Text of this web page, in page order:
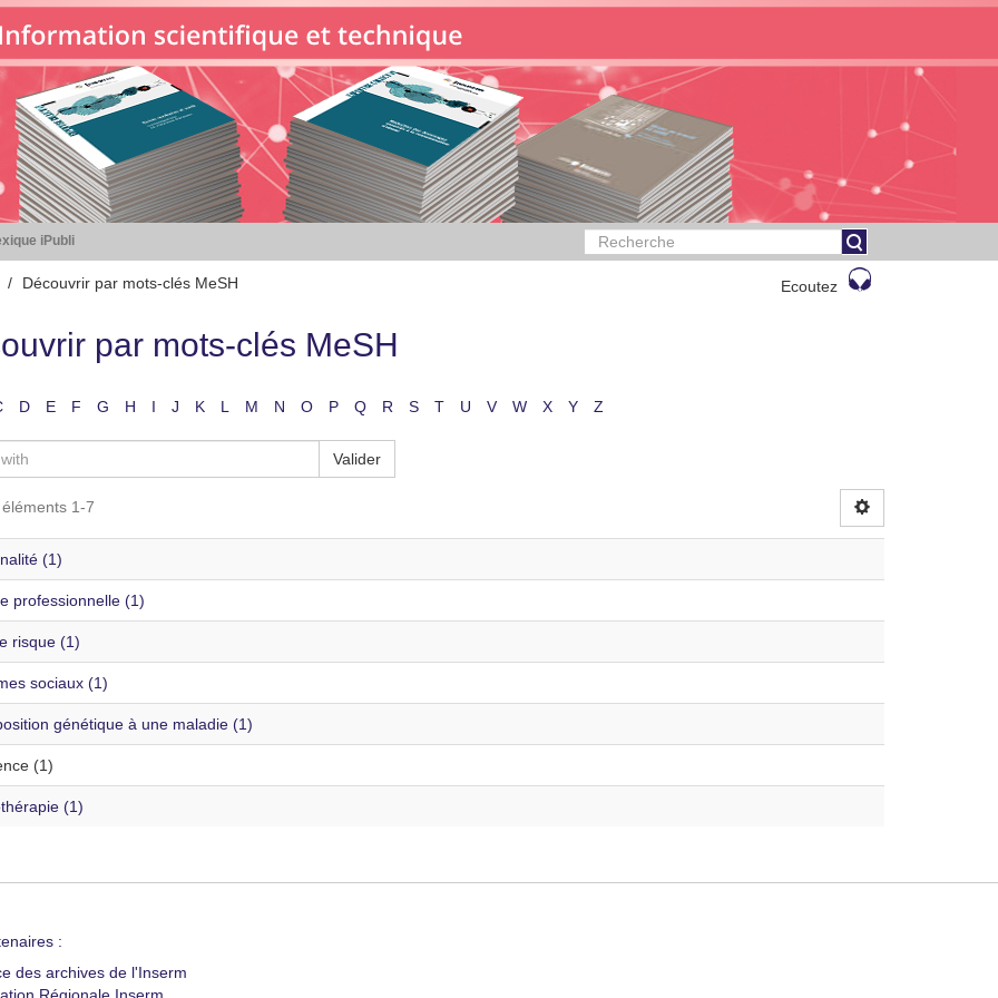
iPubli
Découvrir par mots-clés MeSH Ecoutez
par mots-clés MeSH
D E F G H I J K L M N O P Q R S T U V W X Y Z
Valider
1-7
(1)
professionnelle (1)
risque (1)
sociaux (1)
génétique à une maladie (1)
(1)
(1)
:
des archives de l'Inserm